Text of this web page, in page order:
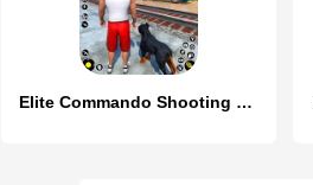
Elite Commando Shooting Games